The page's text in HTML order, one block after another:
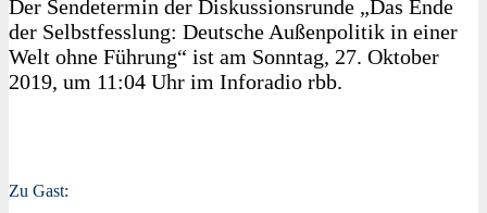
Der Sendetermin der Diskussionsrunde „Das Ende
der Selbstfesslung: Deutsche Außenpolitik in einer
Welt ohne Führung“ ist am Sonntag, 27. Oktober
2019, um 11:04 Uhr im Inforadio rbb.
Zu Gast: